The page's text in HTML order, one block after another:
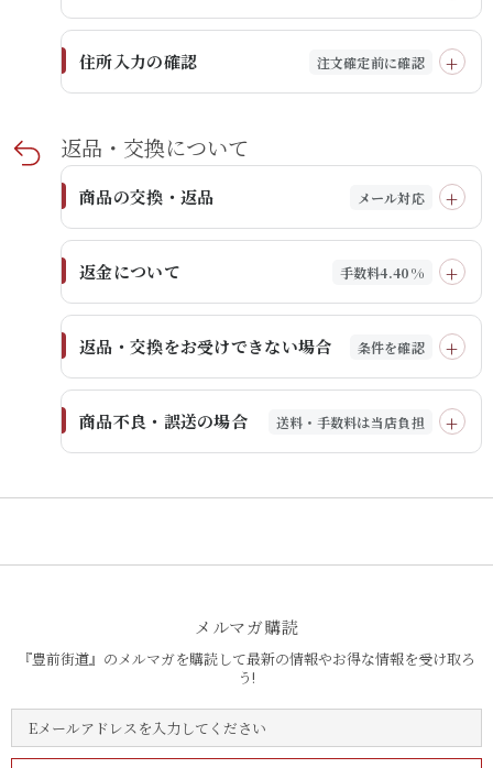
住所入力の確認 注文確定前に確認
返品・交換に​ついて​
商品の交換・返品 メール対応
返金について 手数料4.40%
返品・交換をお受けできない場合 条件を確認
商品不良・誤送の場合 送料・手数料は当店負担
メルマガ購読
『豊前街道』のメルマガを購読して最新の情報やお得な情報を受け取ろ
う!